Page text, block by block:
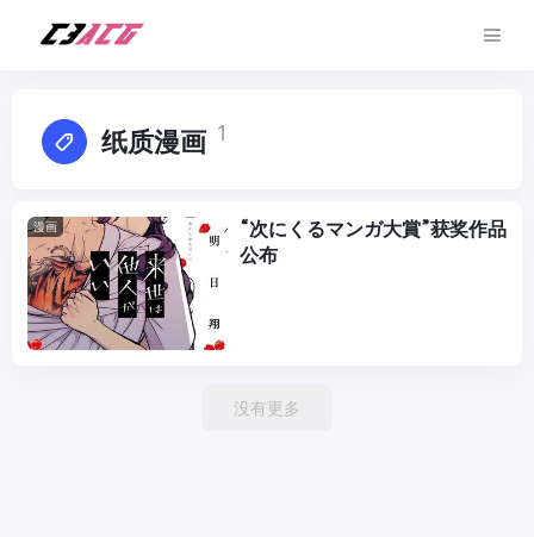
纸质漫画 1
漫画
“次にくるマンガ大賞”获奖作品
公布
没有更多